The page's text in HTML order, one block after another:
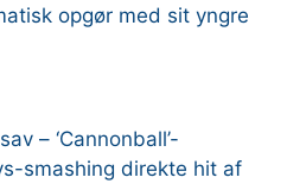
opgør med sit yngre
– ‘Cannonball’-
smashing direkte hit af